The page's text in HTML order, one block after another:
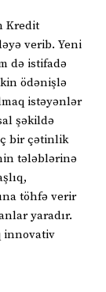
Kredit
verib. Yeni
də istifadə
ödənişlə
istəyənlər
şəkildə
bir çətinlik
tələblərinə
töhfə verir
yaradır.
innovativ